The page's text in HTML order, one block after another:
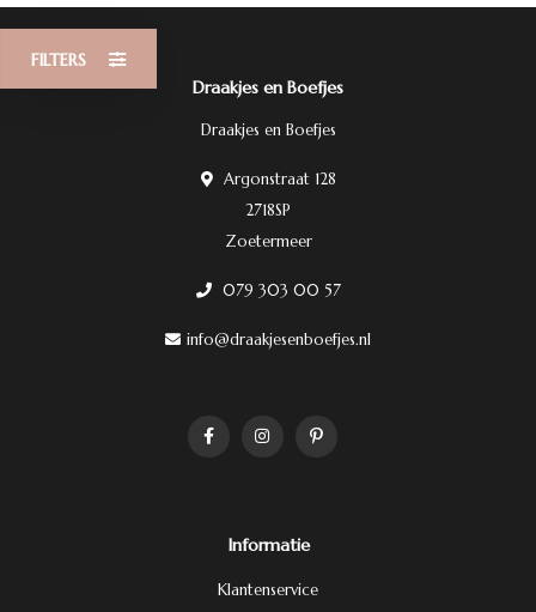
FILTERS
Draakjes en Boefjes
Draakjes en Boefjes
Argonstraat 128
2718SP
Zoetermeer
079 303 00 57
info@draakjesenboefjes.nl
Informatie
Klantenservice